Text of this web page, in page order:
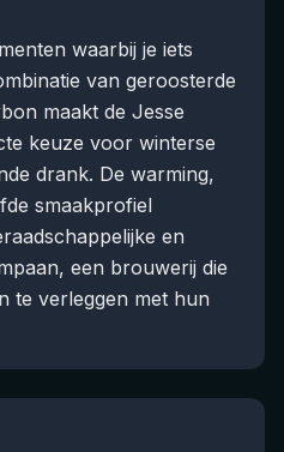
waarbij je iets
van geroosterde
maakt de Jesse
keuze voor winterse
drank. De warming,
smaakprofiel
en
een brouwerij die
te verleggen met hun